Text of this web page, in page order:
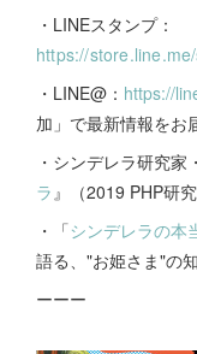
・LINEスタンプ：
https://
・LINE@： https://
加」で最新情報をお
・シンデレラ研究
ラ 』（2019 PHP研究
・「シンデレラの本
語る、"お姫さま"の
ーーー